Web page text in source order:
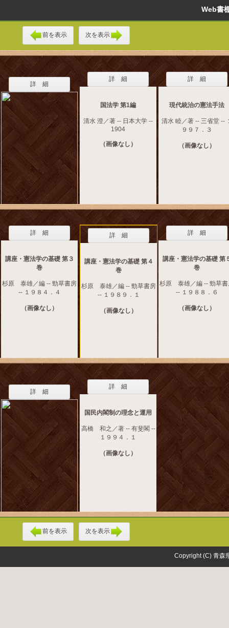
Web
前を表示 次を表示
詳 細
詳 細
国法学 第1編
清水 澄／著 -- 日本大学 --
1904
（画像なし）
詳 細
現代統治の憲法手法
清水 睦／著 -- 三省堂 --
９９７．３
（画像なし）
詳 細
講座・憲法学の基礎 第３
巻
杉原 泰雄／編 -- 勁草書房
-- １９８４．４
（画像なし）
詳 細
講座・憲法学の基礎 第４
巻
杉原 泰雄／編 -- 勁草書房
-- １９８９．１
（画像なし）
詳 細
講座・憲法学の基礎 第
巻
杉原 泰雄／編 -- 勁草書
-- １９８８．６
（画像なし）
詳 細
詳 細
国民内閣制の理念と運用
高橋 和之／著 -- 有斐閣 --
１９９４．１
（画像なし）
前を表示 次を表示
Copyright (C) 青森